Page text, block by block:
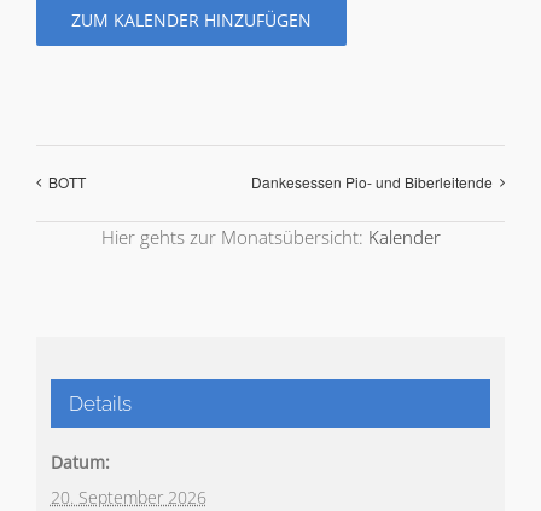
ZUM KALENDER HINZUFÜGEN
BOTT Dankesessen Pio- und Biberleitende
Hier gehts zur Monatsübersicht: Kalender
Details
Datum:
20. September 2026